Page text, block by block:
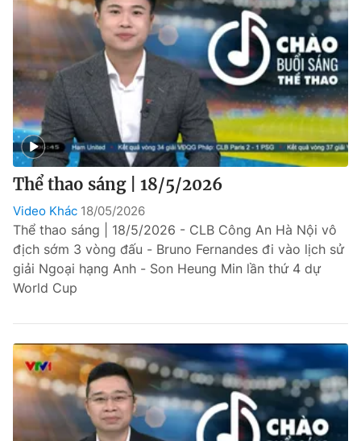
Thể thao sáng | 18/5/2026
Video Khác 18/05/2026
Thể thao sáng | 18/5/2026 - CLB Công An Hà Nội vô
địch sớm 3 vòng đấu - Bruno Fernandes đi vào lịch sử
giải Ngoại hạng Anh - Son Heung Min lần thứ 4 dự
World Cup